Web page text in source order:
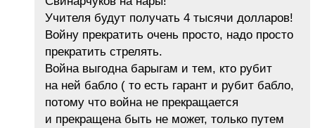
Учителя будут получать 4 тысячи долларов!
Войну прекратить очень просто, надо просто
прекратить стрелять.
Война выгодна барыгам и тем, кто рубит
на ней бабло ( то есть гарант и рубит бабло,
потому что война не прекращается
и прекращена быть не может, только путем